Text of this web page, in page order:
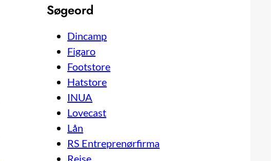
Søgeord
Dincamp
Figaro
Footstore
Hatstore
INUA
Lovecast
Lån
RS Entreprenørfirma
Rejse